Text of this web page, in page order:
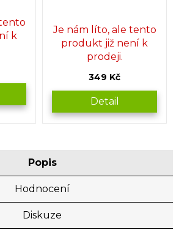
k
hodnocení
produktu
Je nám líto, ale tento
produkt již není k
prodeji.
349 Kč
Detail
Popis
Hodnocení
Diskuze